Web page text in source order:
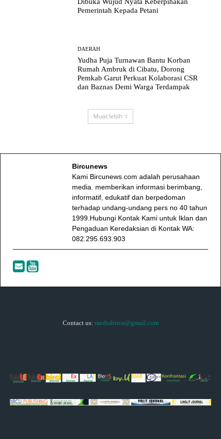
Pemerintah Kepada Petani
DAERAH
Yudha Puja Turnawan Bantu Korban
Rumah Ambruk di Cibatu, Dorong
Pemkab Garut Perkuat Kolaborasi CSR
dan Baznas Demi Warga Terdampak
Muat lebih
Bircunews
Kami Bircunews.com adalah perusahaan
media. memberikan informasi berimbang,
informatif, edukatif dan berpedoman
terhadap undang-undang pers no 40 tahun
1999.Hubungi Kontak Kami untuk Iklan dan
Pengaduan Keredaksian di Kontak WA:
082.295.693.903
Contact us: mediabircu@gmail.com